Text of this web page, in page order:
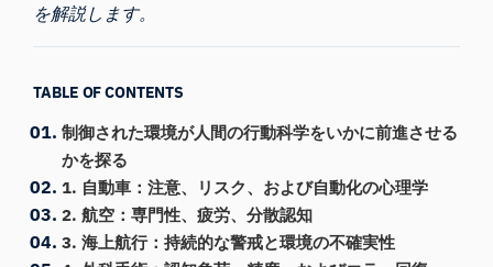
を解説します。
TABLE OF CONTENTS
制御された環境が人間の行動科学をいかに前進させる
かを探る
1. 自動車：注意、リスク、および自動化の心理学
2. 航空：専門性、疲労、分散認知
3. 海上航行：持続的な警戒と環境の不確実性